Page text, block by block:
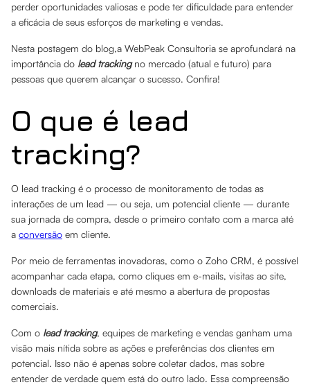
perder oportunidades valiosas e pode ter dificuldade para entender
a eficácia de seus esforços de marketing e vendas.
Nesta postagem do blog,a WebPeak Consultoria se aprofundará na
importância do lead trackingno mercado (atual e futuro) para
pessoas que querem alcançar o sucesso. Confira!
O que é lead
tracking?
O lead tracking é o processo de monitoramento de todas as
interações de um lead — ou seja, um potencial cliente — durante
sua jornada de compra, desde o primeiro contato com a marca até
a conversão em cliente.
Por meio de ferramentas inovadoras, como o Zoho CRM, é possível
acompanhar cada etapa, como cliques em e-mails, visitas ao site,
downloads de materiais e até mesmo a abertura de propostas
comerciais.
Com o lead tracking, equipes de marketing e vendas ganham uma
visão mais nítida sobre as ações e preferências dos clientes em
potencial. Isso não é apenas sobre coletar dados, mas sobre
entender de verdade quem está do outro lado. Essa compreensão